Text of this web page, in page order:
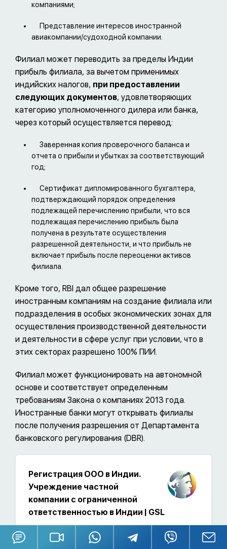
компаниями;
Представление интересов иностранной
авиакомпании/судоходной компании.
Филиал может переводить за пределы Индии
прибыль филиала, за вычетом применимых
индийских налогов, при предоставлении
следующих документов, удовлетворяющих
категорию уполномоченного дилера или банка,
через который осуществляется перевод:
Заверенная копия проверочного баланса и
отчета о прибыли и убытках за соответствующий
год;
Сертификат дипломированного бухгалтера,
подтверждающий порядок определения
подлежащей перечислению прибыли, что вся
подлежащая перечислению прибыль была
получена в результате осуществления
разрешенной деятельности, и что прибыль не
включает прибыль после переоценки активов
филиала.
Кроме того, RBI дал общее разрешение
иностранным компаниям на создание филиала или
подразделения в особых экономических зонах для
осуществления производственной деятельности
и деятельности в сфере услуг при условии, что в
этих секторах разрешено 100% ПИИ.
Филиал может функционировать на автономной
основе и соответствует определенным
требованиям Закона о компаниях 2013 года.
Иностранные банки могут открывать филиалы
после получения разрешения от Департамента
банковского регулирования (DBR).
Регистрация ООО в Индии.
Учреждение частной
компании с ограниченной
ответственностью в Индии | GSL
gsl.org